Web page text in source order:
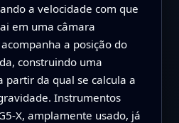
a velocidade com que
em uma câmara
a posição do
construindo uma
da qual se calcula a
Instrumentos
amplamente usado, já